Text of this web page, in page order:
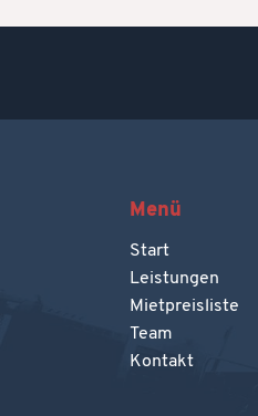
Menü
Start
Leistungen
Mietpreisliste
Team
Kontakt